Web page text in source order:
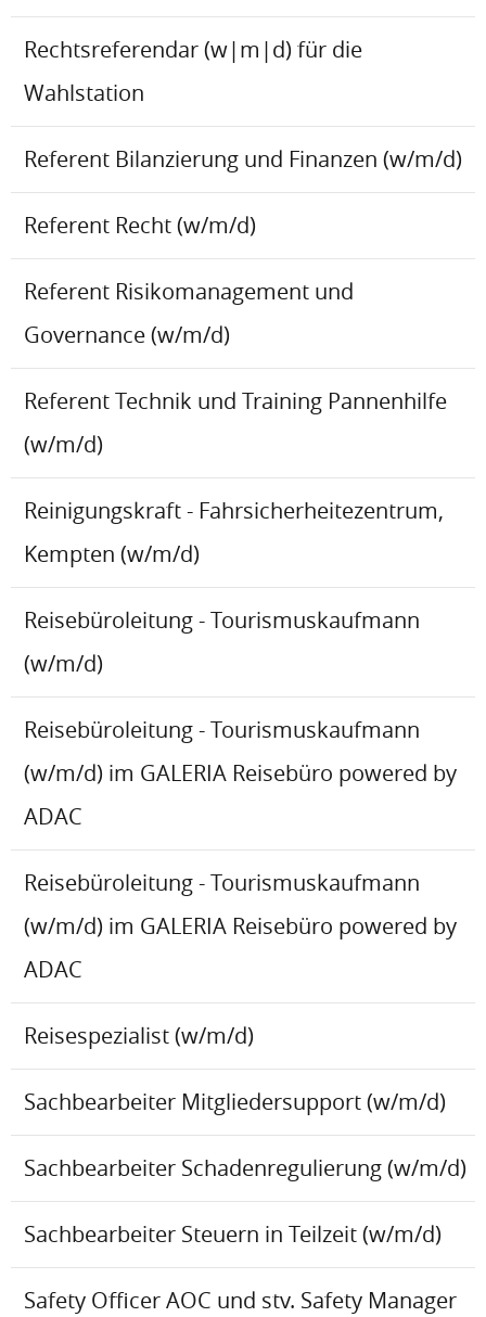
Rechtsreferendar (w|m|d) für die
Wahlstation
Referent Bilanzierung und Finanzen (w/m/d)
Referent Recht (w/m/d)
Referent Risikomanagement und
Governance (w/m/d)
Referent Technik und Training Pannenhilfe
(w/m/d)
Reinigungskraft - Fahrsicherheitezentrum,
Kempten (w/m/d)
Reisebüroleitung - Tourismuskaufmann
(w/m/d)
Reisebüroleitung - Tourismuskaufmann
(w/m/d) im GALERIA Reisebüro powered by
ADAC
Reisebüroleitung - Tourismuskaufmann
(w/m/d) im GALERIA Reisebüro powered by
ADAC
Reisespezialist (w/m/d)
Sachbearbeiter Mitgliedersupport (w/m/d)
Sachbearbeiter Schadenregulierung (w/m/d)
Sachbearbeiter Steuern in Teilzeit (w/m/d)
Safety Officer AOC und stv. Safety Manager